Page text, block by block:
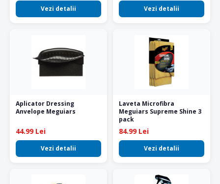
Vezi detalii Vezi detalii
Aplicator Dressing
Anvelope Meguiars
44.99 Lei
Vezi detalii
Laveta Microfibra
Meguiars Supreme Shine 3
pack
84.99 Lei
Vezi detalii